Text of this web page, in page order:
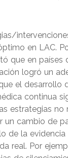
en LAC.
que en países
logró un
el desarrollo
continua
estrategias no
un cambio de
de la evidencia
real. Por